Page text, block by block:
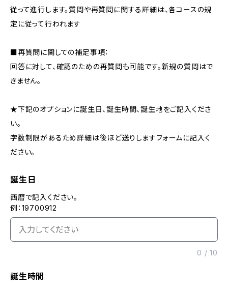
従って進行します。質問や再質問に関する詳細は、各コースの規
定に従って行われます
■再質問に関しての補足事項：
回答に対して、確認のための再質問も可能です。新規の質問はで
きません。
★下記のオプションに誕生日、誕生時間、誕生地をご記入くださ
い。
字数制限があるため詳細は後ほど送りしますフォームに記入く
ださい。
誕生日
西暦で記入ください。
例：19700912
0 /10
誕生時間